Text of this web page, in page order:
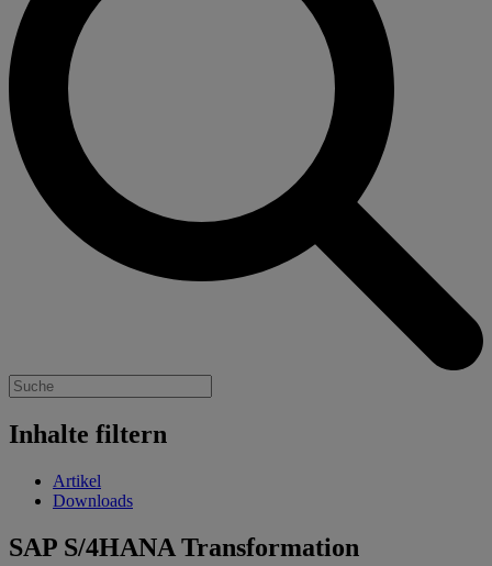
Inhalte filtern
Artikel
Downloads
SAP S/4HANA Transformation